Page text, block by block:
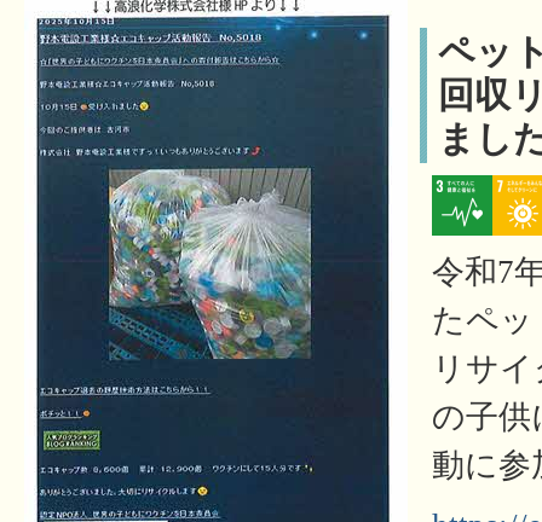
ペッ
回収
まし
令和7
たペ
リサ
の子供
動に参